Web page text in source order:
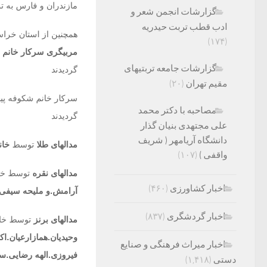
مازندران و فارس به
همچنین از استان
مربیگری سرکار
گردیدند
سرکار خانم شکوفه
گردیدند
مدالهای طلا توسط
مدالهای نقره توسط
آرامش.و ملیحه سیفی
مدالهای برنز توسط
فیروزی.الهه
گزارشات انجمن شعر و
ادب قطب تربت حیدریه
(۱۷۴)
گزارشات جامعه تربتیهای
مقیم تهران (۲۰)
مصاحبه با دکتر محمد
علی مجتهدی بنیان گذار
دانشگاه آریامهر ( شریف
واقفی ) (۱۰۷)
اخبار کشاورزی (۴۶۰)
اخبار گردشگری (۸۳۷)
اخبار میراث فرهنگی و صنایع
دستی (۱,۴۱۸)